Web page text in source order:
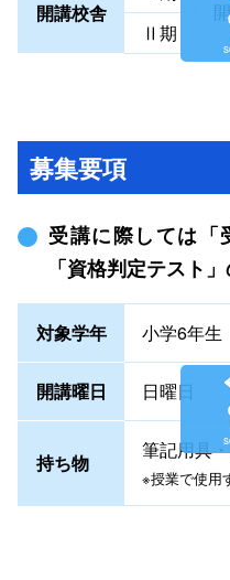
開講校舎
Ⅱ期
募集要項
受講に際しては「
「資格判定テスト
対象学年 小学6年生
開講曜日 日曜日
持ち物
筆記用具
※授業で使用